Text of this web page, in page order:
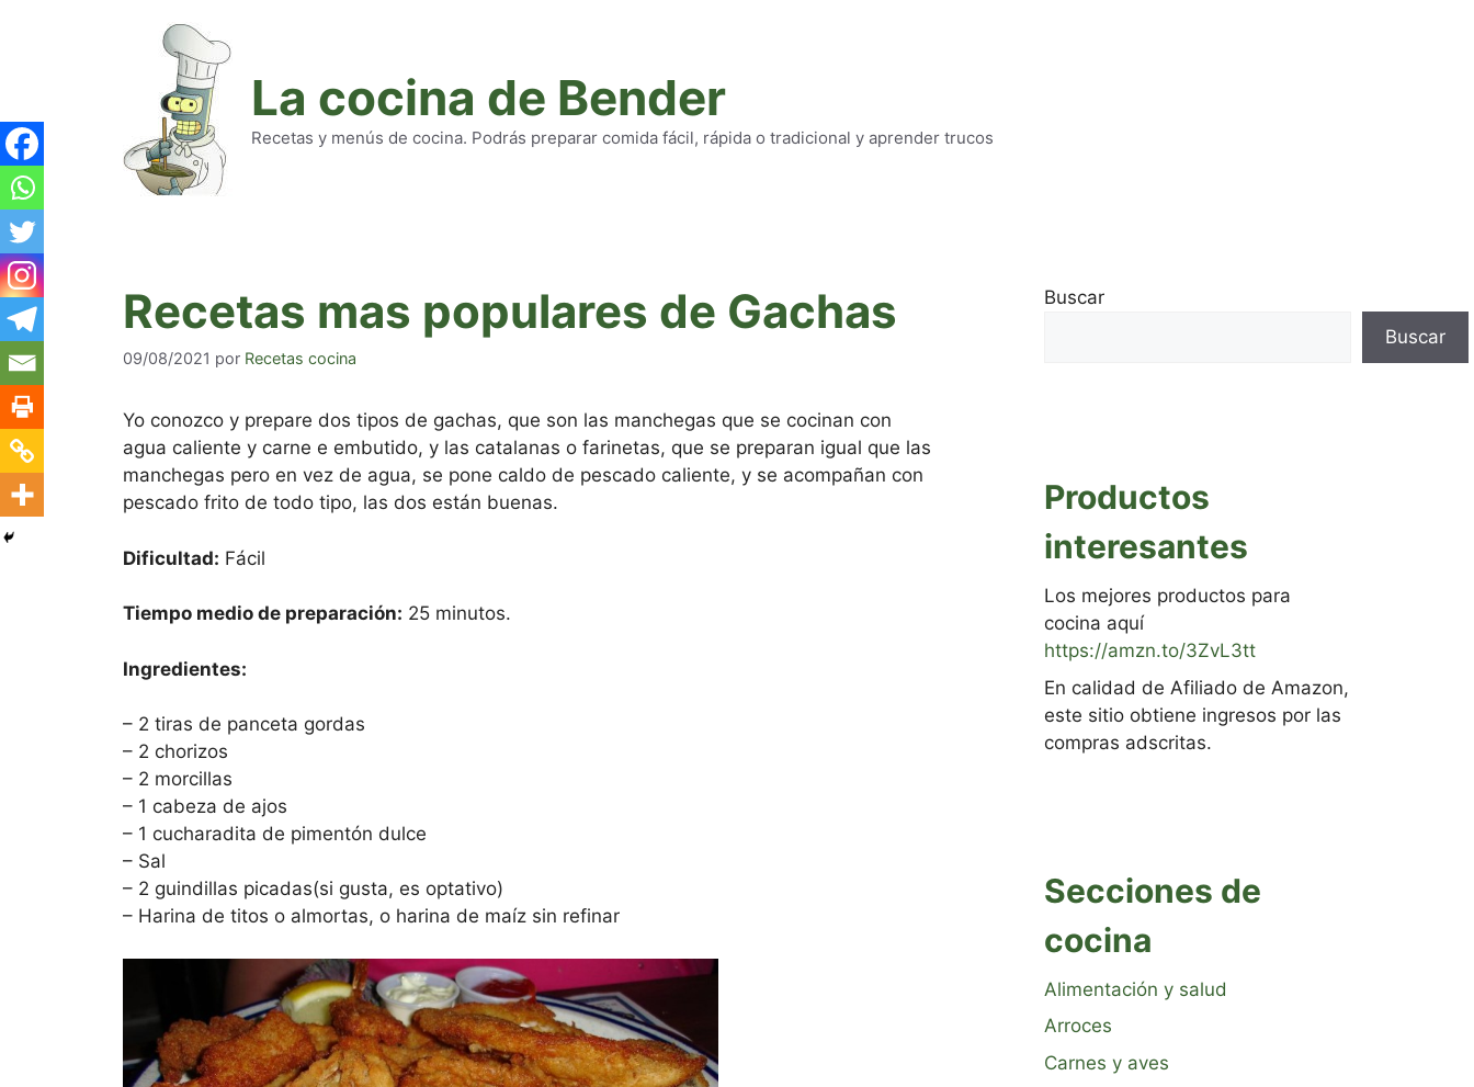
La cocina de Bender
Recetas y menús de cocina. Podrás preparar comida fácil, rápida o tradicional y aprender trucos
Recetas mas populares de Gachas
09/08/2021 por Recetas cocina
Yo conozco y prepare dos tipos de gachas, que son las manchegas que se cocinan con
agua caliente y carne e embutido, y las catalanas o farinetas, que se preparan igual que las
manchegas pero en vez de agua, se pone caldo de pescado caliente, y se acompañan con
pescado frito de todo tipo, las dos están buenas.
Dificultad: Fácil
Tiempo medio de preparación: 25 minutos.
Ingredientes:
– 2 tiras de panceta gordas
– 2 chorizos
– 2 morcillas
– 1 cabeza de ajos
– 1 cucharadita de pimentón dulce
– Sal
– 2 guindillas picadas(si gusta, es optativo)
– Harina de titos o almortas, o harina de maíz sin refinar
Buscar
Buscar
Productos
interesantes
Los mejores productos para
cocina aquí
https://amzn.to/3ZvL3tt
En calidad de Afiliado de Amazon,
este sitio obtiene ingresos por las
compras adscritas.
Secciones de
cocina
Alimentación y salud
Arroces
Carnes y aves